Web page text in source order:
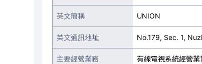
英文簡稱 UNION
英文通訊地址 No.179, Sec. 1,
主要經營業務 有線電視系統經營